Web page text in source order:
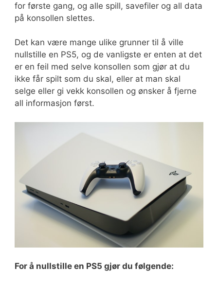
for første gang, og alle spill, savefiler og all data
på konsollen slettes.
Det kan være mange ulike grunner til å ville
nullstille en PS5, og de vanligste er enten at det
er en feil med selve konsollen som gjør at du
ikke får spilt som du skal, eller at man skal
selge eller gi vekk konsollen og ønsker å fjerne
all informasjon først.
For å nullstille en PS5 gjør du følgende: